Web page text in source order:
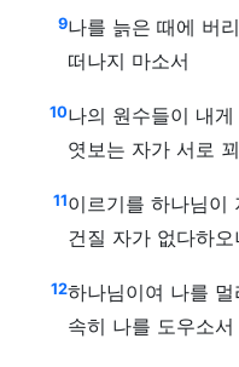
9나를 늙은 때에 버
떠나지 마소서
10나의 원수들이 내
엿보는 자가 서로
11이르기를 하나님이
건질 자가 없다하오
12하나님이여 나를
속히 나를 도우소서